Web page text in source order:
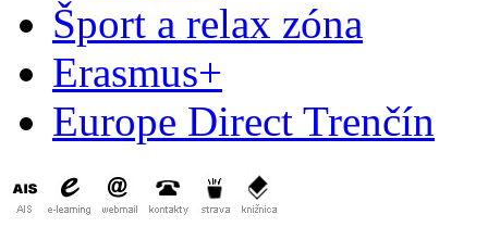
Šport a relax zóna
Erasmus+
Europe Direct Trenčín